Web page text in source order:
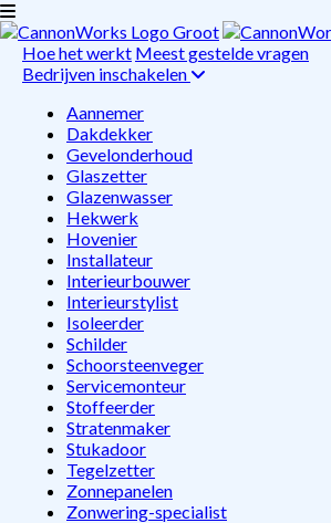
Hoe het werkt Meest gestelde vragen
Bedrijven inschakelen
Aannemer
Dakdekker
Gevelonderhoud
Glaszetter
Glazenwasser
Hekwerk
Hovenier
Installateur
Interieurbouwer
Interieurstylist
Isoleerder
Schilder
Schoorsteenveger
Servicemonteur
Stoffeerder
Stratenmaker
Stukadoor
Tegelzetter
Zonnepanelen
Zonwering-specialist